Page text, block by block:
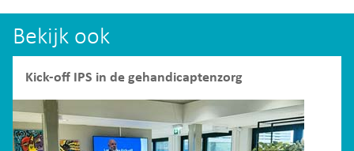
Bekijk ook
Kick-off IPS in de gehandicaptenzorg